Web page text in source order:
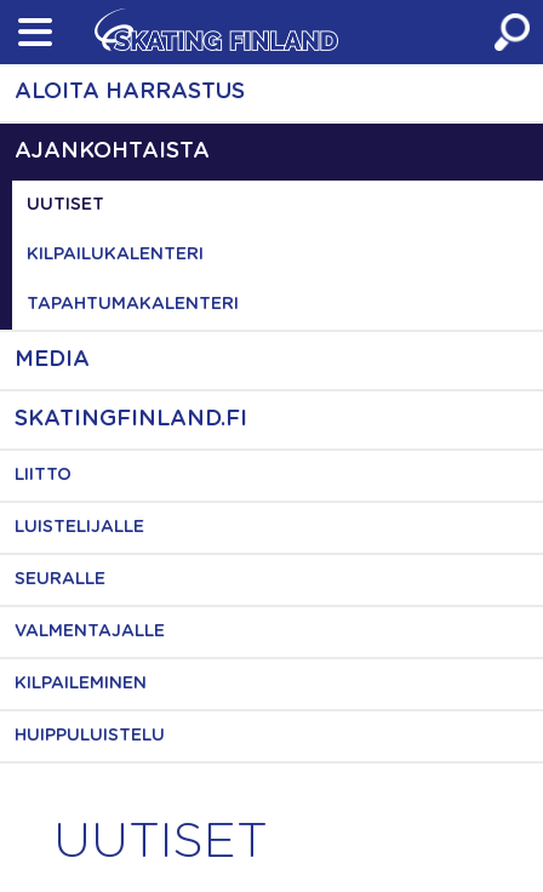
Skip
content
ALOITA HARRASTUS
AJANKOHTAISTA
UUTISET
KILPAILUKALENTERI
TAPAHTUMAKALENTERI
MEDIA
SKATINGFINLAND.FI
LIITTO
LUISTELIJALLE
SEURALLE
VALMENTAJALLE
KILPAILEMINEN
HUIPPULUISTELU
UUTISET